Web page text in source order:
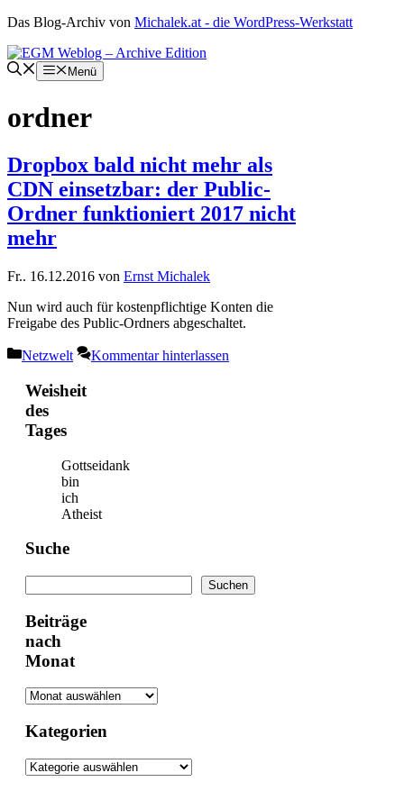
Zum
springen
Das Blog-Archiv von Michalek.at - die WordPress-Werkstatt
Menü
ordner
Dropbox bald nicht mehr als
CDN einsetzbar: der Public-
Ordner funktioniert 2017 nicht
mehr
Fr.. 16.12.2016 von Ernst Michalek
Nun wird auch für kostenpflichtige Konten die
Freigabe des Public-Ordners abgeschaltet.
Kategorien
Netzwelt Kommentar hinterlassen
Weisheit
des
Tages
Gottseidank
bin
ich
Atheist
Suche
Suchen
Beiträge
nach
Monat
Kategorien
Kategorien